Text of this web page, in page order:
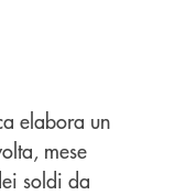
elabora un
mese
soldi da